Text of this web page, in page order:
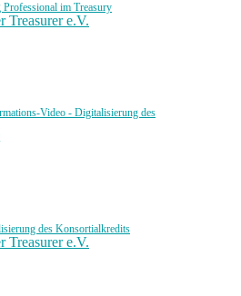
im Treasury
Treasurer e.V.
Video - Digitalisierung des
des Konsortialkredits
Treasurer e.V.